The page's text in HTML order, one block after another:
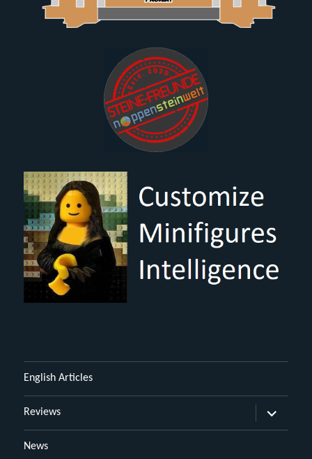
English Articles
Reviews
öffnen
News